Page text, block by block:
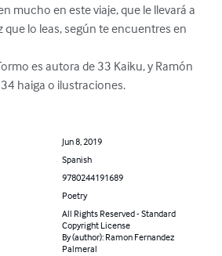
mucho en este viaje, que le llevará a
que lo leas, según te encuentres en
es autora de 33 Kaiku, y Ramón
haiga o ilustraciones.
Jun 8, 2019
Spanish
9780244191689
Poetry
All Rights Reserved - Standard
Copyright License
By (author): Ramon Fernandez
Palmeral